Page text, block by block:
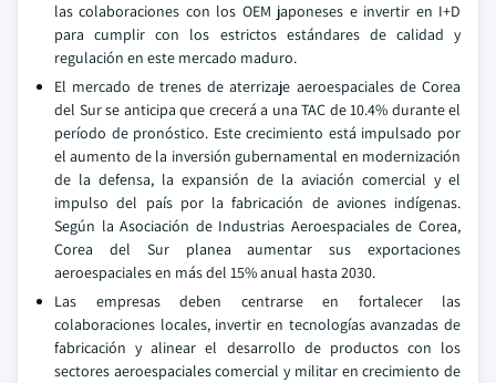
las colaboraciones con los OEM japoneses e invertir en I+D
para cumplir con los estrictos estándares de calidad y
regulación en este mercado maduro.
El mercado de trenes de aterrizaje aeroespaciales de Corea
del Sur se anticipa que crecerá a una TAC de 10.4% durante el
período de pronóstico. Este crecimiento está impulsado por
el aumento de la inversión gubernamental en modernización
de la defensa, la expansión de la aviación comercial y el
impulso del país por la fabricación de aviones indígenas.
Según la Asociación de Industrias Aeroespaciales de Corea,
Corea del Sur planea aumentar sus exportaciones
aeroespaciales en más del 15% anual hasta 2030.
Las empresas deben centrarse en fortalecer las
colaboraciones locales, invertir en tecnologías avanzadas de
fabricación y alinear el desarrollo de productos con los
sectores aeroespaciales comercial y militar en crecimiento de